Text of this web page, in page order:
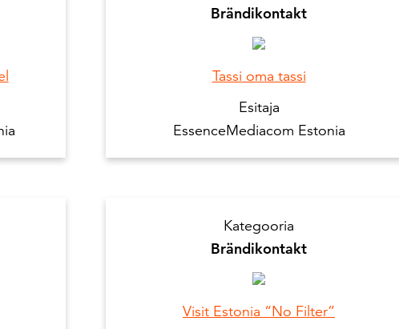
Brändikontakt
Tassi oma tassi
Esitaja
EssenceMediacom Estonia
Kategooria
Brändikontakt
Visit Estonia “No Filter”